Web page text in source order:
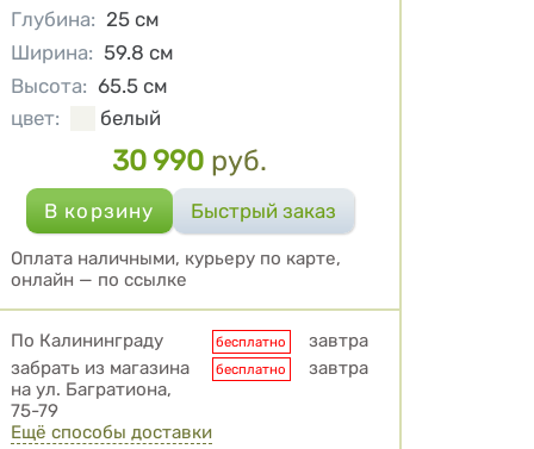
Глубина: 25 см
Ширина: 59.8 см
Высота: 65.5 см
цвет:
белый
Цена
30 990 руб.
Оплата наличными, курьеру по карте,
онлайн — по ссылке
Условия доставки
По Калининграду бесплатно
завтра
забрать из магазина
на ул. Багратиона,
75-79
бесплатно завтра
Ещё способы доставки